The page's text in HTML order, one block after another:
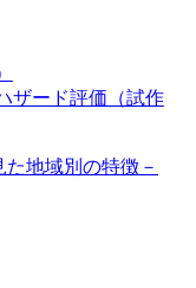
ザード評価（試作
地域別の特徴－